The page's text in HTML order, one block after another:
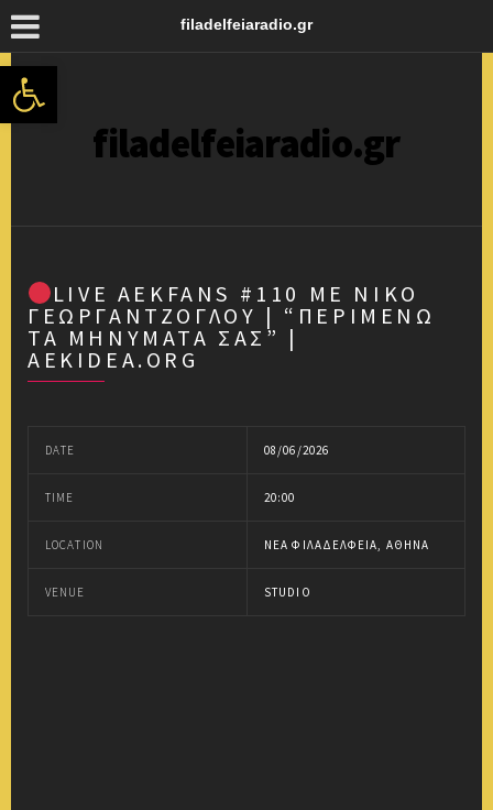
Ανοίξτε τη γραμμή εργαλείων
filadelfeiaradio.gr
filadelfeiaradio.gr
LIVE AEKFANS #110 ΜΕ ΝΊΚΟ
ΓΕΩΡΓΑΝΤΖΌΓΛΟΥ | “ΠΕΡΙΜΈΝΩ
ΤΑ ΜΗΝΎΜΑΤΑ ΣΑΣ” |
AEKIDEA.ORG
DATE 08/06/2026
TIME 20:00
LOCATION ΝΈΑ ΦΙΛΑΔΈΛΦΕΙΑ, ΑΘΉΝΑ
VENUE STUDIO